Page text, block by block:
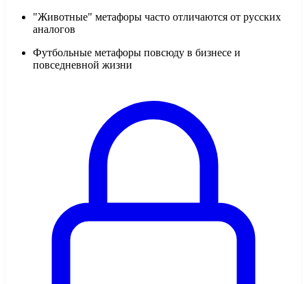
"Животные" метафоры часто отличаются от русских
аналогов
Футбольные метафоры повсюду в бизнесе и
повседневной жизни